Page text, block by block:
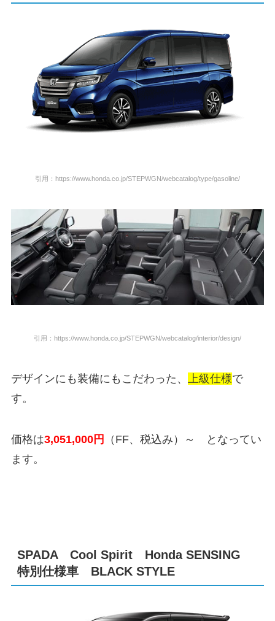
引用：https://www.honda.co.jp/STEPWGN/webcatalog/type/gasoline/
引用：https://www.honda.co.jp/STEPWGN/webcatalog/interior/design/
デザインにも装備にもこだわった、 上級仕様で
す。
価格は3,051,000円
（FF、税込み）～ となってい
ます。
SPADA Cool Spirit Honda SENSING
特別仕様車 BLACK STYLE